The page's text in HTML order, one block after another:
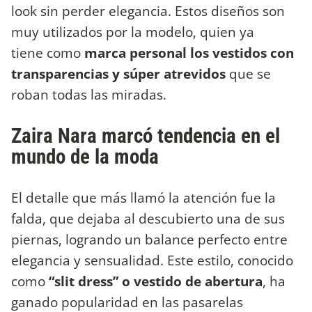
look sin perder elegancia. Estos diseños son
muy utilizados por la modelo, quien ya
tiene como marca personal los vestidos con
transparencias y súper atrevidos que se
roban todas las miradas.
Zaira Nara marcó tendencia en el
mundo de la moda
El detalle que más llamó la atención fue la
falda, que dejaba al descubierto una de sus
piernas, logrando un balance perfecto entre
elegancia y sensualidad. Este estilo, conocido
como“slit dress” o vestido de abertura, ha
ganado popularidad en las pasarelas